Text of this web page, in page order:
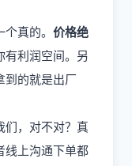
真的。 价格绝
有利润空间。另
到的就是出厂
们，对不对？真
线上沟通下单都